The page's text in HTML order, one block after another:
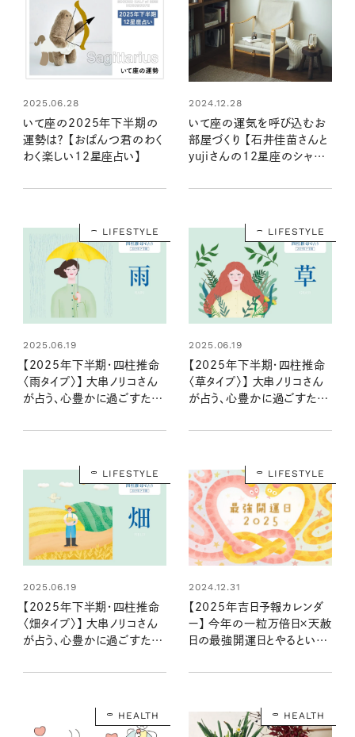
2025.06.28
いて座の2025年下半期の
運勢は？ 【おぱんつ君のわく
わく楽しい12星座占い】
2024.12.28
いて座の運気を呼び込むお
部屋づくり 【石井佳苗さんと
yujiさんの12星座のシャド
LIFESTYLE
2025.06.19
【2025年下半期・四柱推命
〈雨タイプ〉】 大串ノリコさん
が占う、心豊かに過ごすため
LIFESTYLE
2025.06.19
【2025年下半期・四柱推命
〈草タイプ〉】 大串ノリコさん
が占う、心豊かに過ごすため
LIFESTYLE
2025.06.19
【2025年下半期・四柱推命
〈畑タイプ〉】 大串ノリコさん
が占う、心豊かに過ごすため
LIFESTYLE
2024.12.31
【2025年吉日予報カレンダ
ー】 今年の一粒万倍日×天赦
日の最強開運日とやるといい
HEALTH HEALTH